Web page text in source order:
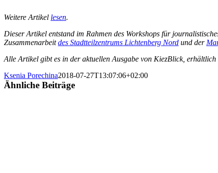
Weitere Artikel lesen.
Dieser Artikel entstand im Rahmen des Workshops für
Zusammenarbeitdes Stadtteilzentrums Lichtenberg Nord und der
Alle Artikel gibt es in der aktuellen Ausgabe von KiezBlick,
Ksenia Porechina2018-07-27T13:07:06+02:00
Ähnliche Beiträge